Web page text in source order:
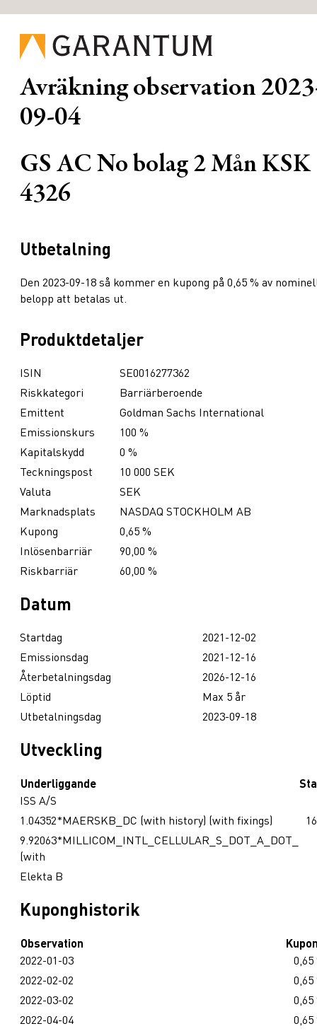
Avräkning observation
09-04
GS AC No bolag 2 Mån KSK
4326
Utbetalning
Den 2023-09-18 så kommer en kupong på 0,65 % av
belopp att betalas ut.
Produktdetaljer
ISIN
SE0016277362
Riskkategori
Barriärberoende
Emittent
Goldman Sachs International
Emissionskurs
100 %
Kapitalskydd
0 %
Teckningspost
10 000 SEK
Valuta
SEK
Marknadsplats
NASDAQ STOCKHOLM AB
Kupong
0,65 %
Inlösenbarriär
90,00 %
Riskbarriär
60,00 %
Datum
Startdag
2021-12-02
Emissionsdag
2021-12-16
Återbetalningsdag
2026-12-16
Löptid
Max 5 år
Utbetalningsdag
2023-09-18
Utveckling
Underliggande
ISS A/S
1.04352*MAERSKB_DC (with history) (with fixings)
9.92063*MILLICOM_INTL_CELLULAR_S_DOT_A_DOT_
(with
Elekta B
Kuponghistorik
Observation
2022-01-03
0,65
2022-02-02
0,65
2022-03-02
0,65
2022-04-04
0,65